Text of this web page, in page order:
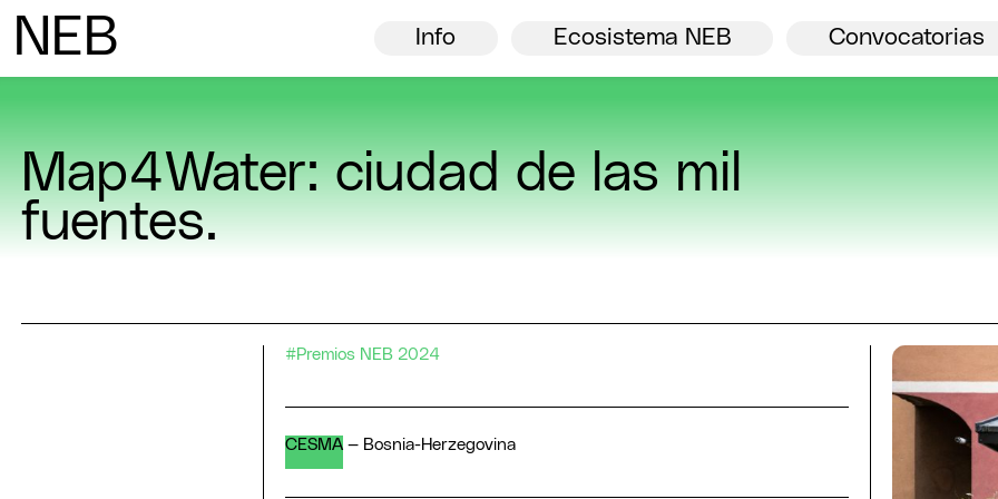
N ew
European
B Info Ecosistema NEB Convocatorias
Bienvenida. NBE
Ver todos
Map4Water: ciudad de las mil
fuentes.
#Premios NEB 2024
CESMA — Bosnia-Herzegovina